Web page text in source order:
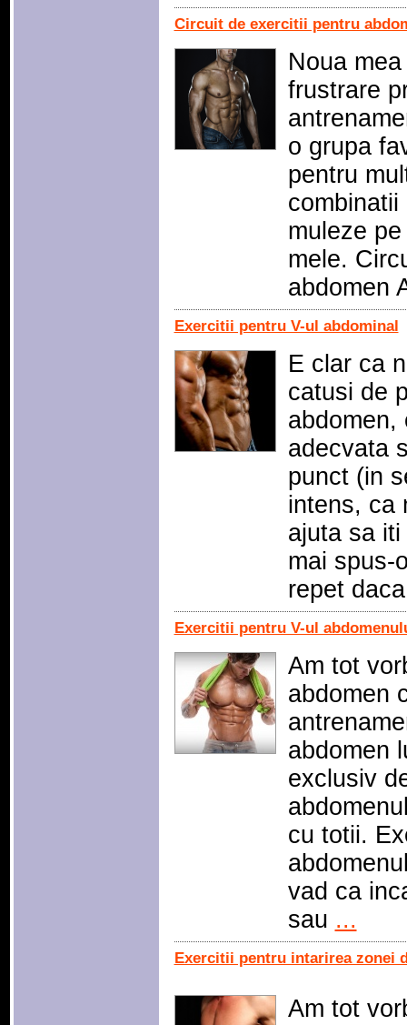
Circuit de exercitii pentru
Noua
frustrare
o grupa
pentru
muleze
mele.
abdomen
Exercitii pentru V-ul abdominal
E clar ca
catusi de
abdomen,
adecvata
punct (in
intens, ca
ajuta sa
mai spus-
repet
Exercitii pentru V-ul
Am tot
abdomen
abdomen
exclusiv
cu totii.
vad ca
sau ...
Exercitii pentru intarirea zonei
Am tot